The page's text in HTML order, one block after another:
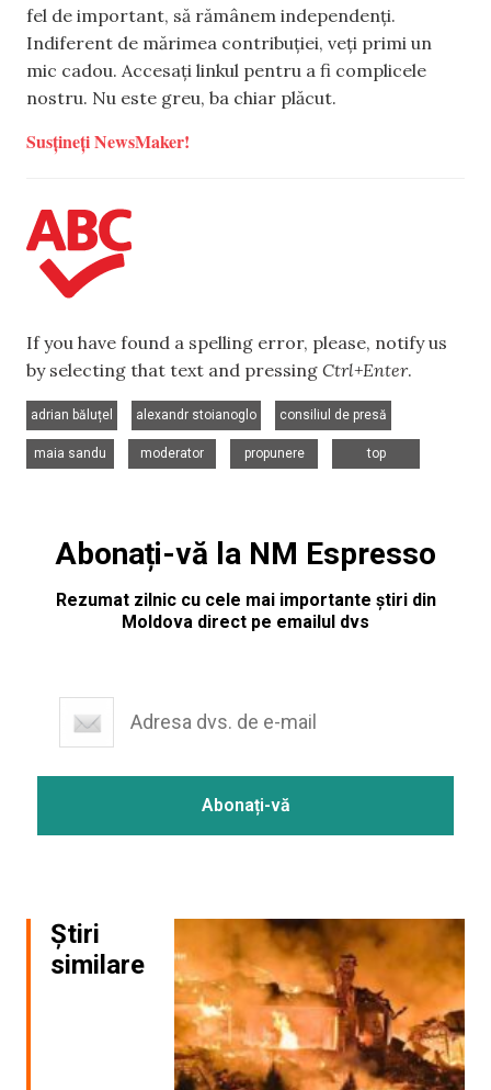
fel de important, să rămânem independenți.
Indiferent de mărimea contribuției, veți primi un
mic cadou. Accesați linkul pentru a fi complicele
nostru. Nu este greu, ba chiar plăcut.
Susțineți NewsMaker!
If you have found a spelling error, please, notify us
by selecting that text and pressing Ctrl+Enter.
adrian băluțel
alexandr stoianoglo
consiliul de presă
maia sandu
moderator
propunere
top
Abonați-vă la NM Espresso
Rezumat zilnic cu cele mai importante știri din
Moldova direct pe emailul dvs
Știri
similare